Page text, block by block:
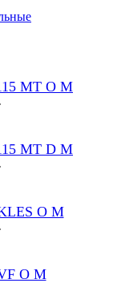
MT O M
MT D M
O M
O M